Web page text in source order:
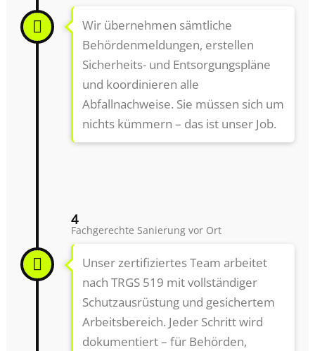
Wir übernehmen sämtliche
Behördenmeldungen, erstellen
Sicherheits- und Entsorgungspläne
und koordinieren alle
Abfallnachweise. Sie müssen sich um
nichts kümmern – das ist unser Job.
4
Fachgerechte Sanierung vor Ort
Unser zertifiziertes Team arbeitet
nach TRGS 519 mit vollständiger
Schutzausrüstung und gesichertem
Arbeitsbereich. Jeder Schritt wird
dokumentiert – für Behörden,